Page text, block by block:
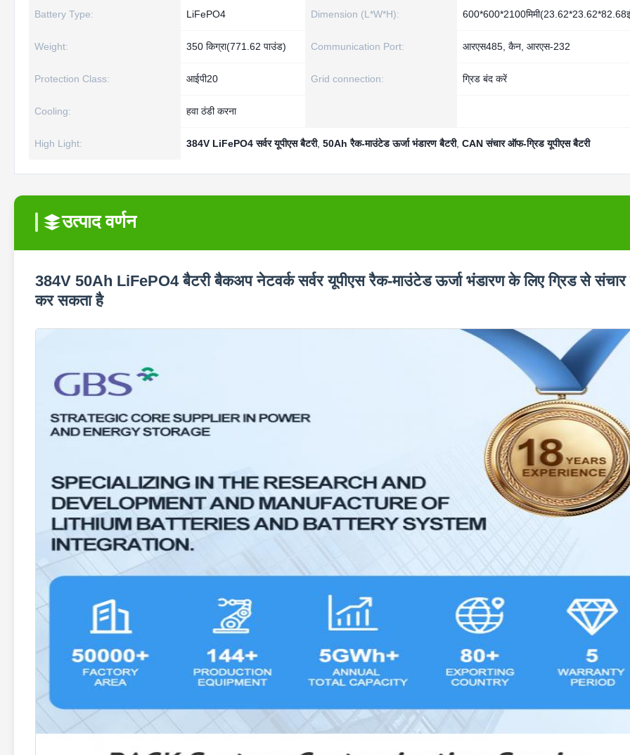
Battery Type: LiFePO4 Dimension (L*W*H):
Weight: 350 किग्रा(771.62 पाउंड) Communication Port: आरएस485, कैन, आरएस-232
Protection Class: आईपी20 Grid connection: ग्रिड बंद करें
Cooling: हवा ठंडी करना
High Light: 384V LiFePO4 सर्वर यूपीएस बैटरी, 50Ah रैक-माउंटेड ऊर्जा भंडारण बैटरी, CAN संचार ऑफ-ग्रिड यूपीएस बैटरी
उत्पाद वर्णन
384V 50Ah LiFePO4 बैटरी बैकअप नेटवर्क सर्वर यूपीएस रैक-माउंटेड ऊर्जा भंडारण के लिए ग्रिड से संचार
कर सकता है